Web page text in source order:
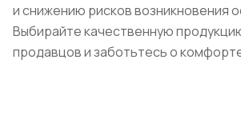
и снижению рисков возникновения
Выбирайте качественную
продавцов и заботьтесь о